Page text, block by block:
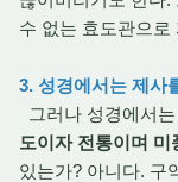
수 없는 효도관으로
3. 성경에서는 제사
그러나 성경에서
도이자 전통이며
있는가? 아니다. 구